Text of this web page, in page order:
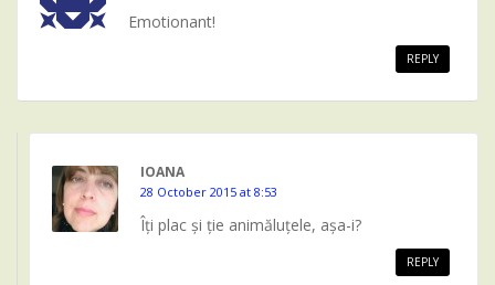
Emotionant!
REPLY
IOANA
28 October 2015 at 8:53
Îți plac și ție animăluțele, așa-i?
REPLY